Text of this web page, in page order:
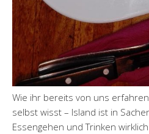
Wie ihr bereits von uns
selbst wisst – Island ist in
Essengehen und Trinken